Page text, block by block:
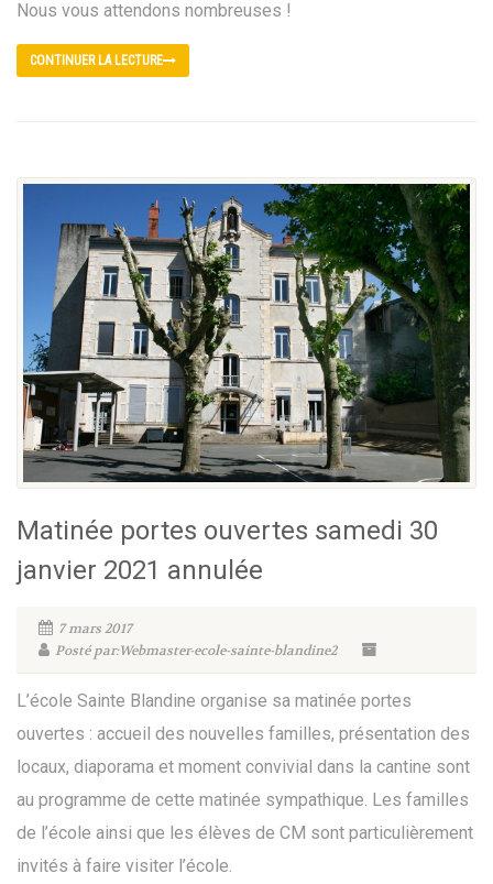
Nous vous attendons nombreuses !
CONTINUER LA LECTURE
Matinée portes ouvertes samedi 30
janvier 2021 annulée
7 mars 2017
Posté par:Webmaster-ecole-sainte-blandine2
L’école Sainte Blandine organise sa matinée portes
ouvertes : accueil des nouvelles familles, présentation des
locaux, diaporama et moment convivial dans la cantine sont
au programme de cette matinée sympathique. Les familles
de l’école ainsi que les élèves de CM sont particulièrement
invités à faire visiter l’école.